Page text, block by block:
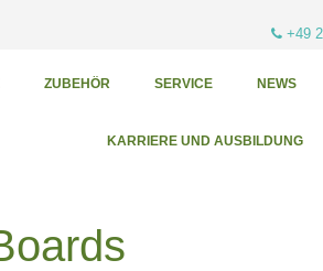
+49
ZUBEHÖR SERVICE NEWS
KARRIERE UND AUSBILDUNG